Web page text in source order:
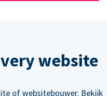
website
of websitebouwer. Bekijk